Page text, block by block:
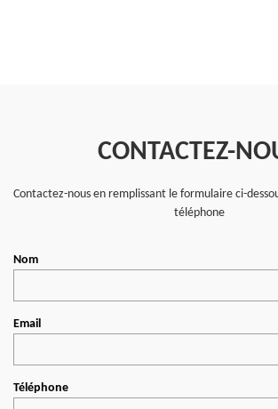
CONTACTEZ-
Contactez-nous en remplissant le formulaire ci-
téléphone
Nom
Email
Téléphone